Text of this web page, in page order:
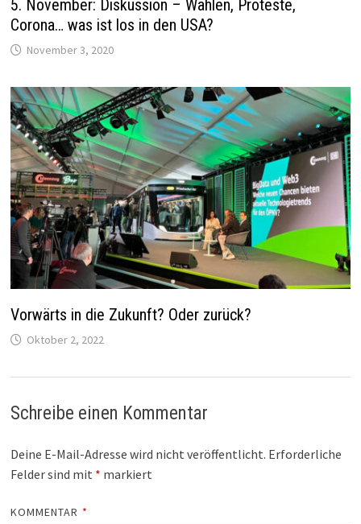
5. November: Diskussion – Wahlen, Proteste,
Corona… was ist los in den USA?
November 3, 2020
Vorwärts in die Zukunft? Oder zurück?
Oktober 2, 2022
Schreibe einen Kommentar
Deine E-Mail-Adresse wird nicht veröffentlicht. Erforderliche
Felder sind mit * markiert
KOMMENTAR *